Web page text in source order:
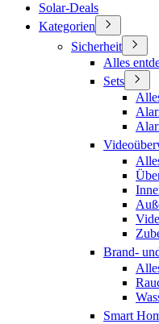
Solar-Deals
Kategorien
Sicherheit
Alles
Sets
Brand-
Smart